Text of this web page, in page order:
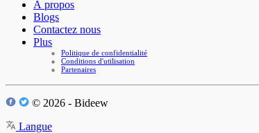
À propos
Blogs
Contactez nous
Plus
Politique de confidentialité
Conditions d'utilisation
Partenaires
© 2026 - Bideew
Langue